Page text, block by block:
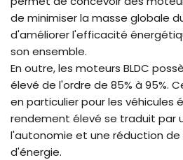
de minimiser la masse globale
d'améliorer l'efficacité
son ensemble.
En outre, les moteurs BLDC
élevé de l'ordre de 85% à 95%.
en particulier pour les véhicules
rendement élevé se traduit par
l'autonomie et une réduction
d'énergie.